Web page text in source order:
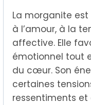
La morganite
à l’amour, à la
affective. Elle
émotionnel tout
du cœur. Son
certaines
ressentiments